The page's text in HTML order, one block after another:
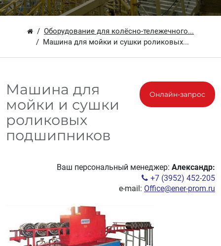
Оборудование для колёсно-тележечного...
Машина для мойки и сушки роликовых...
Онлайн-запрос
Машина для
мойки и сушки
роликовых
подшипников
Ваш персональный менеджер: Александр:
+7 (3952) 452-205
e-mail: Office@ener-prom.ru